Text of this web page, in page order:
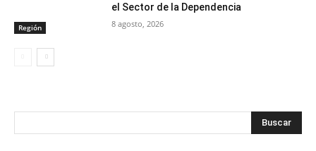
Región
el Sector de la Dependencia
8 agosto, 2026
Buscar